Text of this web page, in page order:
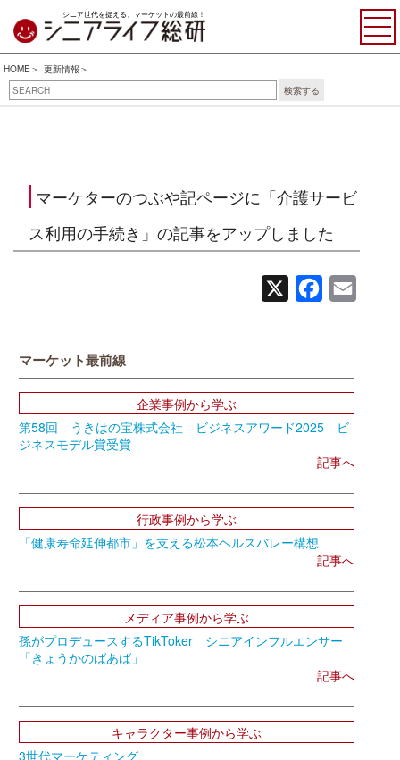
シニア世代を捉える、マーケットの最前線！
HOME
更新情報
検索する
マーケターのつぶや記ページに「介護サービ
ス利用の手続き」の記事をアップしました
Facebook
マーケット最前線
企業事例から学ぶ
第58回 うきはの宝株式会社 ビジネスアワード2025 ビ
ジネスモデル賞受賞
記事へ
行政事例から学ぶ
「健康寿命延伸都市」を支える松本ヘルスバレー構想
記事へ
メディア事例から学ぶ
孫がプロデュースするTikToker シニアインフルエンサー
「きょうかのばあば」
記事へ
キャラクター事例から学ぶ
3世代マーケティング